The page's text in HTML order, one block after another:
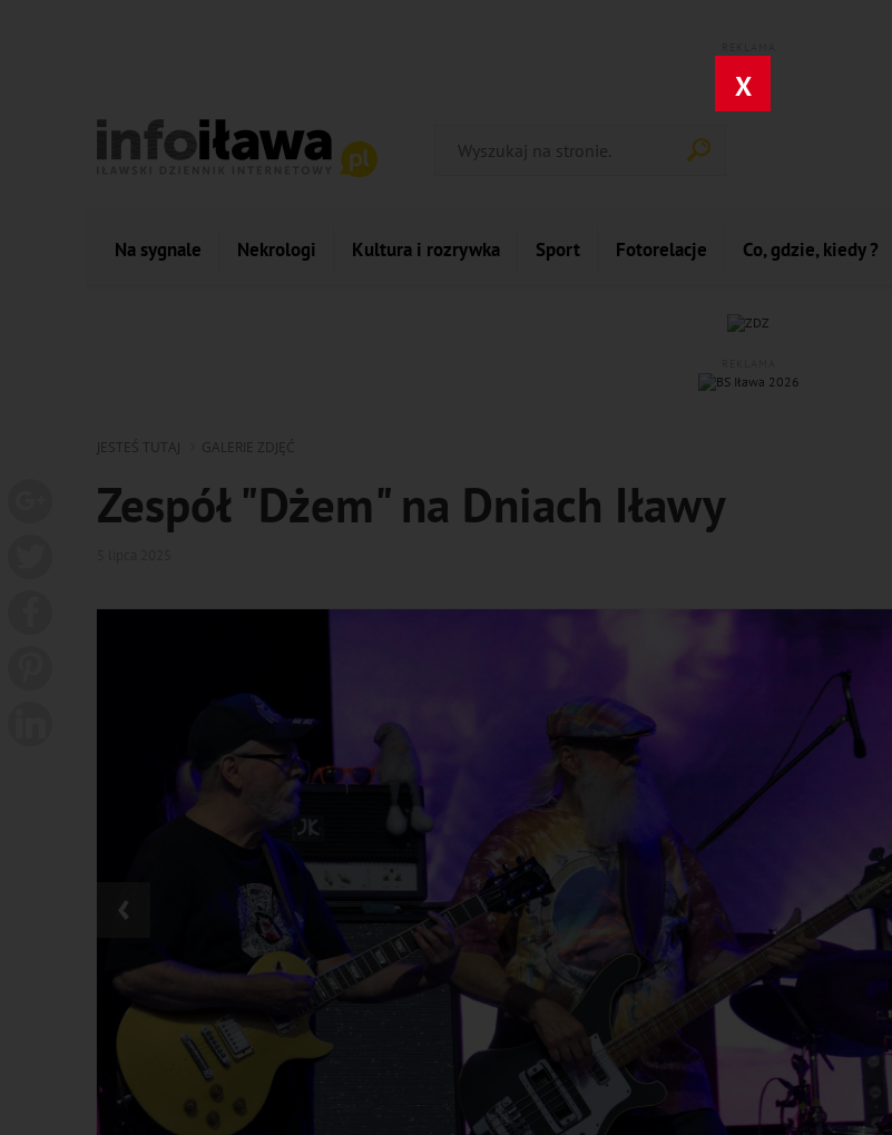
X
Na sygnale Nekrologi Kultura i rozrywka Sport Fotorelacje Co, gdzie, kiedy ?
JESTEŚ TUTAJ GALERIE ZDJĘĆ
Zespół "Dżem" na Dniach Iławy
‹